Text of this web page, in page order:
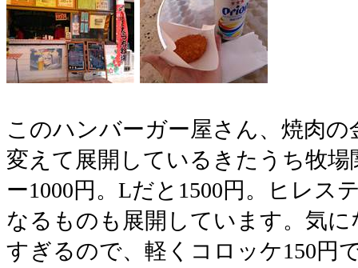
このハンバーガー屋さん、焼肉
変えて展開しているきたうち牧場
ー1000円。Lだと1500円。ヒレス
なるものも展開しています。気
すぎるので、軽くコロッケ150円